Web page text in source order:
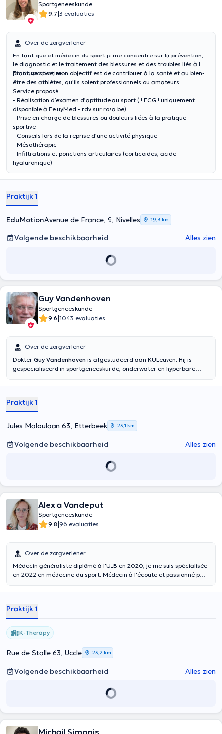
Sportgeneeskunde
9.7|3 evaluaties
Over de zorgverlener
En tant que et médecin du sport je me concentre sur la prévention,
le diagnostic et le traitement des blessures et des troubles liés à la
pratique sportive.
Etant sportive, mon objectif est de contribuer à la santé et au bien-
être des athlètes, qu'ils soient professionnels ou amateurs.
Service proposé
- Réalisation d’examen d’aptitude au sport ( ! ECG ! uniquement
disponible à FeluyMed - rdv sur rosa.be)
- Prise en charge de blessures ou douleurs liées à la pratique
sportive
- Conseils lors de la reprise d’une activité physique
- Mésothérapie
- Infiltrations et ponctions articulaires (corticoïdes, acide
hyaluronique)
Praktijk 1
EduMotionAvenue de France, 9, Nivelles 19,3 km
Volgende beschikbaarheid Alles zien
Guy Vandenhoven
Sportgeneeskunde
9.6|1043 evaluaties
Over de zorgverlener
Dokter Guy Vandenhoven is afgestudeerd aan KULeuven. Hij is
gespecialiseerd in sportgeneeskunde, onderwater en hyperbare
professor, stage meester en scuba instructor. Hij ontvangt u in zijn
Praktijk 1
Jules Maloulaan 63, Etterbeek 23,1 km
Volgende beschikbaarheid Alles zien
Alexia Vandeput
Sportgeneeskunde
9.8|96 evaluaties
Over de zorgverlener
Médecin généraliste diplômé à l'ULB en 2020, je me suis spécialisée
en 2022 en médecine du sport. Médecin à l'écoute et passionné par
traitement disponibles, suite à cela nous prendrons une décision
adapté possible. Je consulte tous les mardis après-midi au centre
paramédical K-therapy (14h00-18h00). Malheureusement, je ne
réalise pas d'ECG ni les aptitudes sportives pour la PLONGEE.
Praktijk 1
K-Therapy
Rue de Stalle 63, Uccle 23,2 km
Volgende beschikbaarheid Alles zien
Michail Simonis